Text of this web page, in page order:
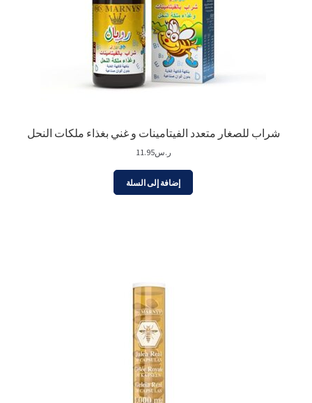
شراب للصغار متعدد الفيتامينات و غني بغذاء ملكات النحل
ر.س11.95
إضافة إلى السلة